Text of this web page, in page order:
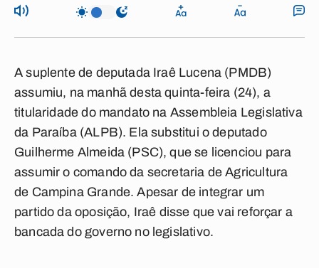
A suplente de deputada Iraê Lucena (PMDB)
assumiu, na manhã desta quinta-feira (24), a
titularidade do mandato na Assembleia Legislativa
da Paraíba (ALPB). Ela substitui o deputado
Guilherme Almeida (PSC), que se licenciou para
assumir o comando da secretaria de Agricultura
de Campina Grande. Apesar de integrar um
partido da oposição, Iraê disse que vai reforçar a
bancada do governo no legislativo.